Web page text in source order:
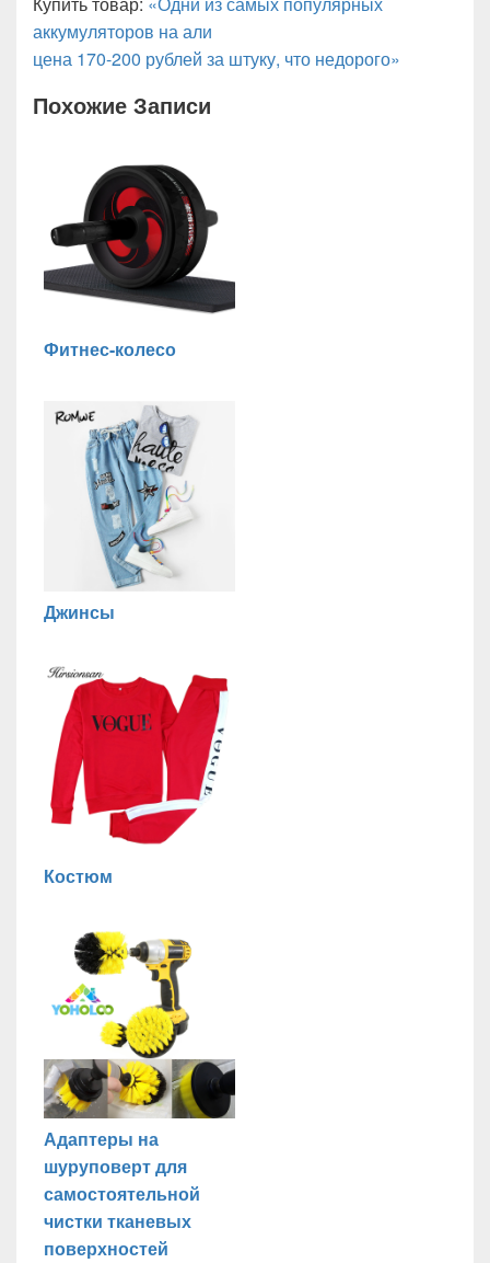
аккумуляторов на али
цена 170-200 рублей за штуку, что недорого»
Похожие Записи
Фитнес-колесо
Джинсы
Костюм
Адаптеры на
шуруповерт для
самостоятельной
чистки тканевых
поверхностей